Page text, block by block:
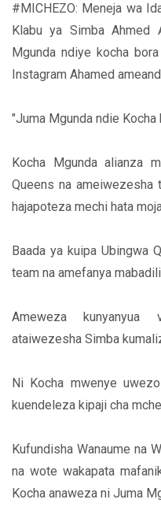
#MICHEZO: Meneja wa
Klabu ya Simba Ahmed
Mgunda ndiye kocha
Instagram Ahamed
"Juma Mgunda ndie Kocha
Kocha Mgunda alianza
Queens na ameiwezesha
hajapoteza mechi hata
Baada ya kuipa Ubingwa
team na amefanya
Ameweza
ataiwezesha Simba
Ni Kocha mwenye
kuendeleza kipaji cha
Kufundisha Wanaume na
na wote wakapata
Kocha anaweza ni Juma